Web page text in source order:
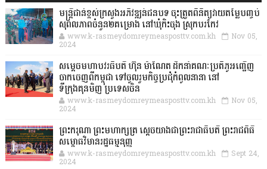
មន្ត្រីជាន់ខ្ពស់ក្រសួងអភិវឌ្ឍន៍ជនបទ ចុះត្រួតពិនិត្យវាយតម្លៃបញ្ចប់
សុពលភាពចំនួន២គម្រោង នៅឃុំកិះចុង ស្រុកបរកែវ
www.k-rasmeydomreymeasposttv.com.kh Nov 05,
2024
សម្តេចមហាបវរធិបតី ហ៊ុន ម៉ាណែត ដឹកនាំគណៈប្រតិភូអញ្ជើញ
ចាកចេញពីកម្ពុជា ទៅចូលរួមកិច្ចប្រជុំកំពូលនានា នៅ
ទីក្រុងគុនមិញ ប្រទេសចិន
www.k-rasmeydomreymeasposttv.com.kh Nov 05,
2024
ព្រះករុណា ព្រះមហាក្សត្រ ស្តេចយាងជាព្រះរាជាធិបតី ព្រះរាជពិធី
សម្ពោធវិមានរដ្ឋធម្មនុញ្ញ
www.k-rasmeydomreymeasposttv.com.kh Sept 24,
2024